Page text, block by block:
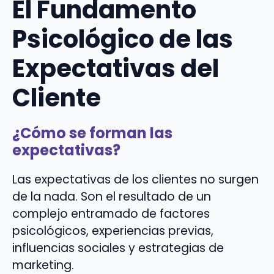
El Fundamento
Psicológico de las
Expectativas del
Cliente
¿Cómo se forman las
expectativas?
Las expectativas de los clientes no surgen
de la nada. Son el resultado de un
complejo entramado de factores
psicológicos, experiencias previas,
influencias sociales y estrategias de
marketing.